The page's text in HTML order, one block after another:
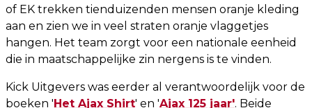
of EK trekken tienduizenden mensen oranje kleding
aan en zien we in veel straten oranje vlaggetjes
hangen. Het team zorgt voor een nationale eenheid
die in maatschappelijke zin nergens is te vinden.
Kick Uitgevers was eerder al verantwoordelijk voor de
boeken 'Het Ajax Shirt' en 'Ajax 125 jaar'. Beide